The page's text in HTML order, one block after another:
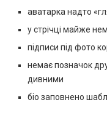
аватарка надто
у стрічці майже
підписи під фото
немає позначок
дивними
біо заповнено